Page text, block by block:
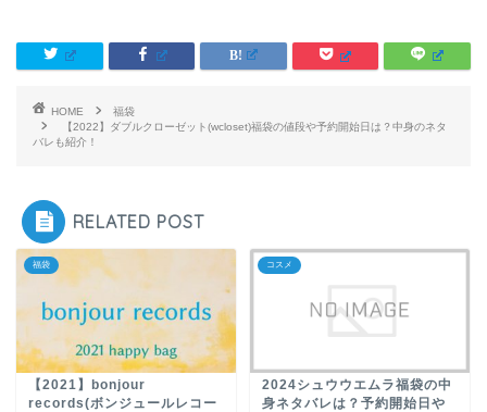
HOME
福袋
【2022】ダブルクローゼット(wcloset)福袋の値段や予約開始日は？中身のネタ
バレも紹介！
RELATED POST
福袋
【2021】bonjour
records(ボンジュールレコー
コスメ
2024シュウウエムラ福袋の中
身ネタバレは？予約開始日や